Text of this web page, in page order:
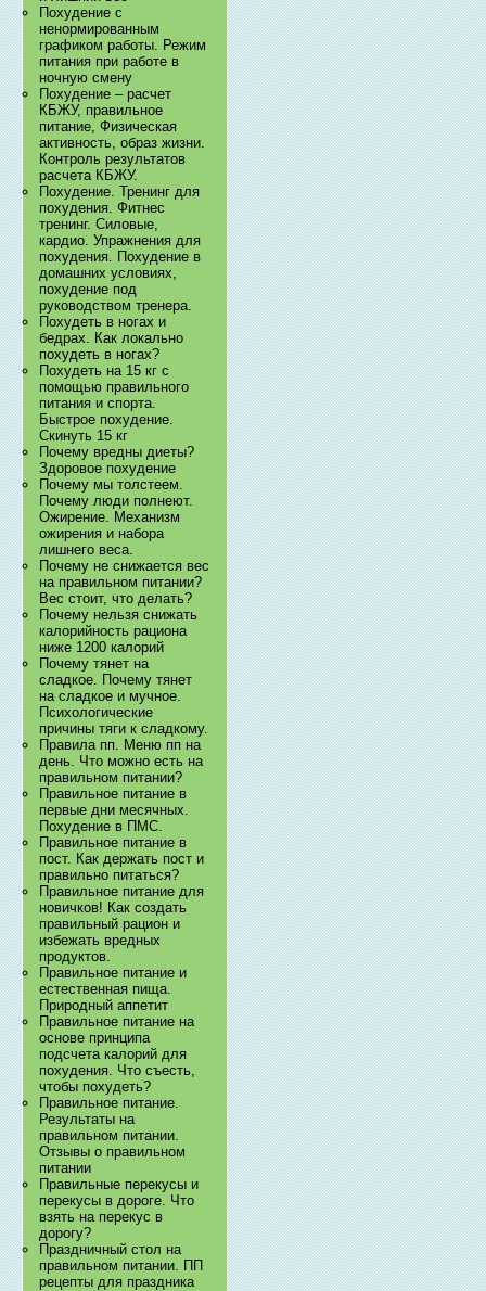
Похудение с
ненормированным
графиком работы. Режим
питания при работе в
ночную смену
Похудение – расчет
КБЖУ, правильное
питание, Физическая
активность, образ жизни.
Контроль результатов
расчета КБЖУ.
Похудение. Тренинг для
похудения. Фитнес
тренинг. Силовые,
кардио. Упражнения для
похудения. Похудение в
домашних условиях,
похудение под
руководством тренера.
Похудеть в ногах и
бедрах. Как локально
похудеть в ногах?
Похудеть на 15 кг с
помощью правильного
питания и спорта.
Быстрое похудение.
Скинуть 15 кг
Почему вредны диеты?
Здоровое похудение
Почему мы толстеем.
Почему люди полнеют.
Ожирение. Механизм
ожирения и набора
лишнего веса.
Почему не снижается вес
на правильном питании?
Вес стоит, что делать?
Почему нельзя снижать
калорийность рациона
ниже 1200 калорий
Почему тянет на
сладкое. Почему тянет
на сладкое и мучное.
Психологические
причины тяги к сладкому.
Правила пп. Меню пп на
день. Что можно есть на
правильном питании?
Правильное питание в
первые дни месячных.
Похудение в ПМС.
Правильное питание в
пост. Как держать пост и
правильно питаться?
Правильное питание для
новичков! Как создать
правильный рацион и
избежать вредных
продуктов.
Правильное питание и
естественная пища.
Природный аппетит
Правильное питание на
основе принципа
подсчета калорий для
похудения. Что съесть,
чтобы похудеть?
Правильное питание.
Результаты на
правильном питании.
Отзывы о правильном
питании
Правильные перекусы и
перекусы в дороге. Что
взять на перекус в
дорогу?
Праздничный стол на
правильном питании. ПП
рецепты для праздника